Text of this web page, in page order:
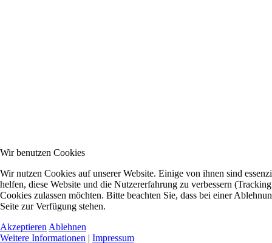
Wir benutzen Cookies
Wir nutzen Cookies auf unserer Website. Einige von ihnen sind
helfen, diese Website und die Nutzererfahrung zu verbessern
Cookies zulassen möchten. Bitte beachten Sie, dass bei einer
Seite zur Verfügung stehen.
Akzeptieren Ablehnen
Weitere Informationen | Impressum